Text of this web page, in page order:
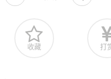
收藏 打